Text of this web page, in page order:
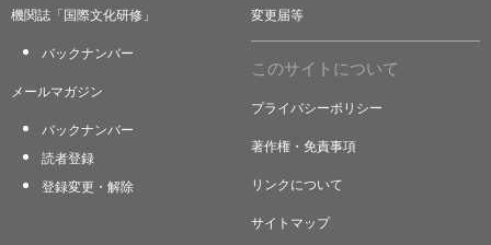
機関誌「国際文化研修」
バックナンバー
メールマガジン
バックナンバー
読者登録
登録変更・解除
変更届等
このサイトについて
プライバシーポリシー
著作権・免責事項
リンクについて
サイトマップ